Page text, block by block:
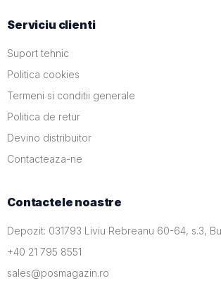
Serviciu clienti
Suport tehnic
Politica cookies
Termeni si conditii generale
Politica de retur
Devino distribuitor
Contacteaza-ne
Contactele noastre
Depozit: 031793 Liviu Rebreanu 60-64, s.3,
+40 21 795 8551
sales@posmagazin.ro